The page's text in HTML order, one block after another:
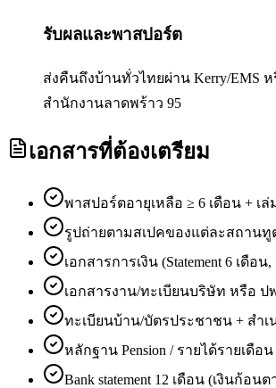
รับผลและพาสปอร์ต
ส่งคืนถึงบ้านทั่วไทยผ่าน Kerry/EMS ห
สำนักงานลาดพร้าว 95
เอกสารที่ต้องเตรียม
พาสปอร์ตอายุเหลือ ≥ 6 เดือน + เล่
รูปถ่ายตามสเปคของแต่ละสถานทู
เอกสารการเงิน (Statement 6 เดือ
เอกสารงาน/ทะเบียนบริษัท หรือ ป
ทะเบียนบ้าน/บัตรประชาชน + สำเ
หลักฐาน Pension / รายได้รายเดือน
Bank statement 12 เดือน (เงินก้อน